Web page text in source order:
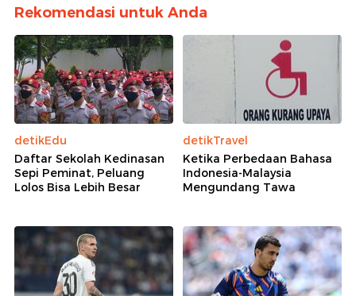
Rekomendasi untuk Anda
detikEdu
Daftar Sekolah Kedinasan
Sepi Peminat, Peluang
Lolos Bisa Lebih Besar
detikTravel
Ketika Perbedaan Bahasa
Indonesia-Malaysia
Mengundang Tawa